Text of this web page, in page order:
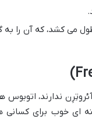
ترمینال تنها حدود ۵ دقیقه طول می
ندارند، اتوبوس
ای خوب برای کسانی